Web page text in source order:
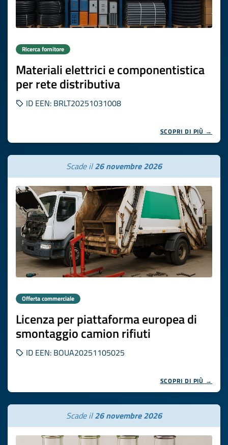
Ricerca fornitore
Materiali elettrici e componentistica
per rete distributiva
ID EEN: BRLT20251031008
SCOPRI DI PIÙ →
Scade il26 novembre 2026
Offerta commerciale
Licenza per piattaforma europea di
smontaggio camion rifiuti
ID EEN: BOUA20251105025
SCOPRI DI PIÙ →
Scade il26 novembre 2026